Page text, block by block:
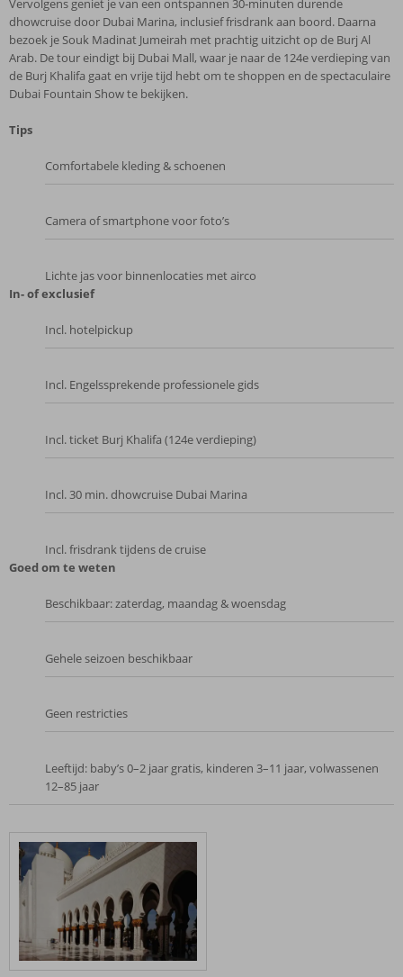
Vervolgens geniet je van een ontspannen 30‑minuten durende
dhowcruise door Dubai Marina, inclusief frisdrank aan boord. Daarna
bezoek je Souk Madinat Jumeirah met prachtig uitzicht op de Burj Al
Arab. De tour eindigt bij Dubai Mall, waar je naar de 124e verdieping van
de Burj Khalifa gaat en vrije tijd hebt om te shoppen en de spectaculaire
Dubai Fountain Show te bekijken.
Tips
Comfortabele kleding & schoenen
Camera of smartphone voor foto’s
Lichte jas voor binnenlocaties met airco
In- of exclusief
Incl. hotelpickup
Incl. Engelssprekende professionele gids
Incl. ticket Burj Khalifa (124e verdieping)
Incl. 30 min. dhowcruise Dubai Marina
Incl. frisdrank tijdens de cruise
Goed om te weten
Beschikbaar: zaterdag, maandag & woensdag
Gehele seizoen beschikbaar
Geen restricties
Leeftijd: baby’s 0–2 jaar gratis, kinderen 3–11 jaar, volwassenen
12–85 jaar